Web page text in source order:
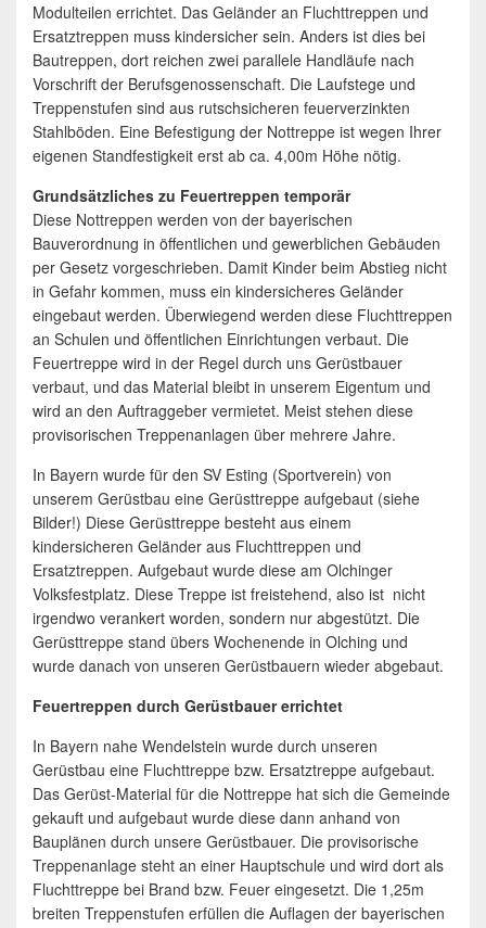
Modulteilen errichtet. Das Geländer an Fluchttreppen und
Ersatztreppen muss kindersicher sein. Anders ist dies bei
Bautreppen, dort reichen zwei parallele Handläufe nach
Vorschrift der Berufsgenossenschaft. Die Laufstege und
Treppenstufen sind aus rutschsicheren feuerverzinkten
Stahlböden. Eine Befestigung der Nottreppe ist wegen Ihrer
eigenen Standfestigkeit erst ab ca. 4,00m Höhe nötig.
Grundsätzliches zu Feuertreppen temporär
Diese Nottreppen werden von der bayerischen
Bauverordnung in öffentlichen und gewerblichen Gebäuden
per Gesetz vorgeschrieben. Damit Kinder beim Abstieg nicht
in Gefahr kommen, muss ein kindersicheres Geländer
eingebaut werden. Überwiegend werden diese Fluchttreppen
an Schulen und öffentlichen Einrichtungen verbaut. Die
Feuertreppe wird in der Regel durch uns Gerüstbauer
verbaut, und das Material bleibt in unserem Eigentum und
wird an den Auftraggeber vermietet. Meist stehen diese
provisorischen Treppenanlagen über mehrere Jahre.
In Bayern wurde für den SV Esting (Sportverein) von
unserem Gerüstbau eine Gerüsttreppe aufgebaut (siehe
Bilder!) Diese Gerüsttreppe besteht aus einem
kindersicheren Geländer aus Fluchttreppen und
Ersatztreppen. Aufgebaut wurde diese am Olchinger
Volksfestplatz. Diese Treppe ist freistehend, also ist nicht
irgendwo verankert worden, sondern nur abgestützt. Die
Gerüsttreppe stand übers Wochenende in Olching und
wurde danach von unseren Gerüstbauern wieder abgebaut.
Feuertreppen durch Gerüstbauer errichtet
In Bayern nahe Wendelstein wurde durch unseren
Gerüstbau eine Fluchttreppe bzw. Ersatztreppe aufgebaut.
Das Gerüst-Material für die Nottreppe hat sich die Gemeinde
gekauft und aufgebaut wurde diese dann anhand von
Bauplänen durch unsere Gerüstbauer. Die provisorische
Treppenanlage steht an einer Hauptschule und wird dort als
Fluchttreppe bei Brand bzw. Feuer eingesetzt. Die 1,25m
breiten Treppenstufen erfüllen die Auflagen der bayerischen